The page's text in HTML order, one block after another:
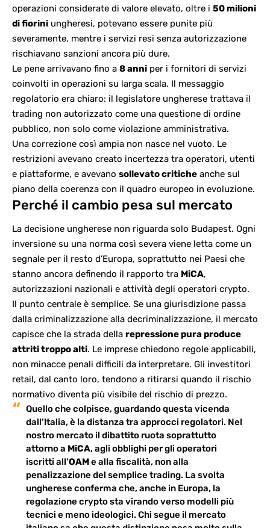
operazioni considerate di valore elevato, oltre i 50 milioni
di fiorini ungheresi, potevano essere punite più
severamente, mentre i servizi resi senza autorizzazione
rischiavano sanzioni ancora più dure.
Le pene arrivavano fino a 8 anni per i fornitori di servizi
coinvolti in operazioni su larga scala. Il messaggio
regolatorio era chiaro: il legislatore ungherese trattava il
trading non autorizzato come una questione di ordine
pubblico, non solo come violazione amministrativa.
Una correzione così ampia non nasce nel vuoto. Le
restrizioni avevano creato incertezza tra operatori, utenti
e piattaforme, e avevano sollevato critiche anche sul
piano della coerenza con il quadro europeo in evoluzione.
Perché il cambio pesa sul mercato
La decisione ungherese non riguarda solo Budapest. Ogni
inversione su una norma così severa viene letta come un
segnale per il resto d’Europa, soprattutto nei Paesi che
stanno ancora definendo il rapporto tra MiCA,
autorizzazioni nazionali e attività degli operatori crypto.
Il punto centrale è semplice. Se una giurisdizione passa
dalla criminalizzazione alla decriminalizzazione, il mercato
capisce che la strada della repressione pura produce
attriti troppo alti. Le imprese chiedono regole applicabili,
non minacce penali difficili da interpretare. Gli investitori
retail, dal canto loro, tendono a ritirarsi quando il rischio
normativo diventa più visibile del rischio di prezzo.
Quello che colpisce, guardando questa vicenda
dall’Italia, è la distanza tra approcci regolatori. Nel
nostro mercato il dibattito ruota soprattutto
attorno a MiCA, agli obblighi per gli operatori
iscritti all’OAMe alla fiscalità, non alla
penalizzazione del semplice trading. La svolta
ungherese conferma che, anche in Europa, la
regolazione cryptosta virando verso modelli più
tecnici e meno ideologici. Chi segue il mercato